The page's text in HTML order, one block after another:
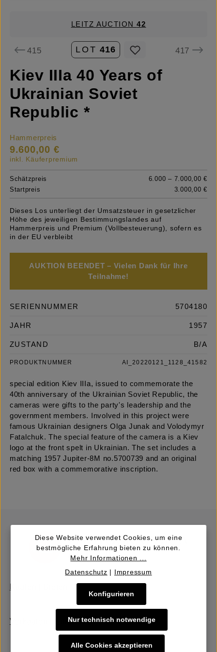
LEITZ AUCTION42
415 LOT 416 417
Kiev IIIa 40 Years of
Ukrainian Soviet
Republic *
Hammerpreis
9.600,00 €
inkl. Käuferpremium
Schätzpreis
6.000 – 7.000,00 €
Startpreis
3.000,00 €
Dieses Los unterliegt der Umsatzsteuer in gesetzlicher
Höhe des jeweiligen Bestimmungslandes auf
Hammerpreis und Premium (Vollbesteuerung), sofern es
in der EU verbleibt
AUKTION BEENDET – Vielen Dank für Ihre
Teilnahme!
SERIENNUMMER 5704180
JAHR 1957
ZUSTAND B/A
PRODUKTNUMMER AI_20220121_1128_41582
special edition Kiev IIIa, issued to commemorate the
40th anniversary of the Ukrainian Soviet Republic, the
cameras were gifts to the party's leadership and the
government members. Involved in this project were
famous Ukrainian designers Olga Junak and Volodymyr
Fatalchuk. The special feature of the camera is a Kiev
logo at the front spelt in Ukrainian. The set includes a
matching 1957 Jupiter-8M no.5700739 and an original
red box with a commemorative inscription.
Verkaufen | Einbringen
Diese Website verwendet Cookies, um eine
bestmögliche Erfahrung bieten zu können.
Mehr Informationen ...
Datenschutz | Impressum
Nur technisch notwendige
Konfigurieren
Alle Cookies akzeptieren